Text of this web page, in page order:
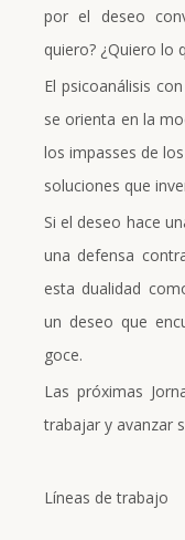
por el deseo
quiero? ¿Quiero lo
El psicoanálisis
se orienta en la
los impasses de
soluciones que
Si el deseo hace
una defensa
esta dualidad
un deseo que
goce.
Las próximas
trabajar y avanzar
Líneas de trabajo